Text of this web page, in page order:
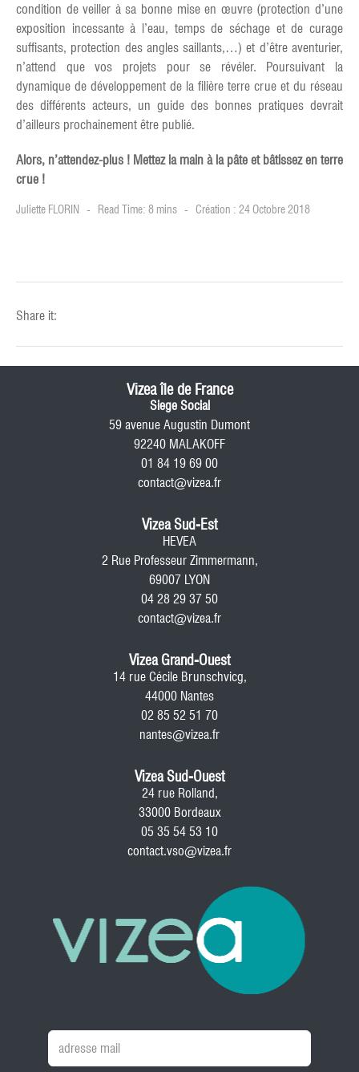
condition de veiller à sa bonne mise en œuvre (protection d’une
exposition incessante à l’eau, temps de séchage et de curage
suffisants, protection des angles saillants,…) et d’être aventurier,
n’attend que vos projets pour se révéler. Poursuivant la
dynamique de développement de la filière terre crue et du réseau
des différents acteurs, un guide des bonnes pratiques devrait
d’ailleurs prochainement être publié.
Alors, n’attendez-plus ! Mettez la main à la pâte et bâtissez en terre
crue !
Juliette FLORIN Read Time: 8 mins Création : 24 Octobre 2018
Share it:
Vizea île de France
Siege Social
59 avenue Augustin Dumont
92240 MALAKOFF
01 84 19 69 00
contact@vizea.fr
Vizea Sud-Est
HEVEA
2 Rue Professeur Zimmermann,
69007 LYON
04 28 29 37 50
contact@vizea.fr
Vizea Grand-Ouest
14 rue Cécile Brunschvicg,
44000 Nantes
02 85 52 51 70
nantes@vizea.fr
Vizea Sud-Ouest
24 rue Rolland,
33000 Bordeaux
05 35 54 53 10
contact.vso@vizea.fr